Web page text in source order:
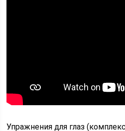
Упражнения для глаз